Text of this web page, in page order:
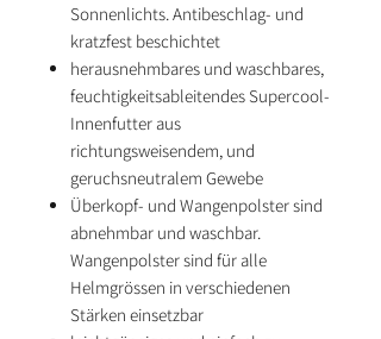
Sonnenlichts. Antibeschlag- und
kratzfest beschichtet
herausnehmbares und waschbares,
feuchtigkeitsableitendes Supercool-
Innenfutter aus
richtungsweisendem, und
geruchsneutralem Gewebe
Überkopf- und Wangenpolster sind
abnehmbar und waschbar.
Wangenpolster sind für alle
Helmgrössen in verschiedenen
Stärken einsetzbar